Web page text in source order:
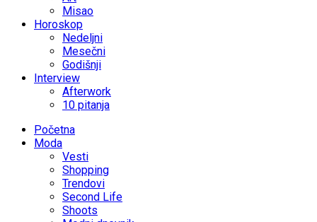
Misao
Horoskop
Nedeljni
Mesečni
Godišnji
Interview
Afterwork
10 pitanja
Početna
Moda
Vesti
Shopping
Trendovi
Second Life
Shoots